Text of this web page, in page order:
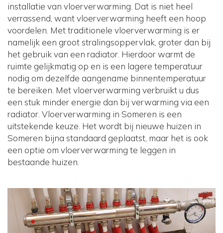
installatie van vloerverwarming. Dat is niet heel
verrassend, want vloerverwarming heeft een hoop
voordelen. Met traditionele vloerverwarming is er
namelijk een groot stralingsoppervlak, groter dan bij
het gebruik van een radiator. Hierdoor warmt de
ruimte gelijkmatig op en is een lagere temperatuur
nodig om dezelfde aangename binnentemperatuur
te bereiken. Met vloerverwarming verbruikt u dus
een stuk minder energie dan bij verwarming via een
radiator. Vloerverwarming in Someren is een
uitstekende keuze. Het wordt bij nieuwe huizen in
Someren bijna standaard geplaatst, maar het is ook
een optie om vloerverwarming te leggen in
bestaande huizen.